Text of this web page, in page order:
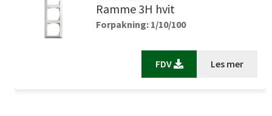
Ramme 3H hvit
Forpakning: 1/10/100
FDV Les mer